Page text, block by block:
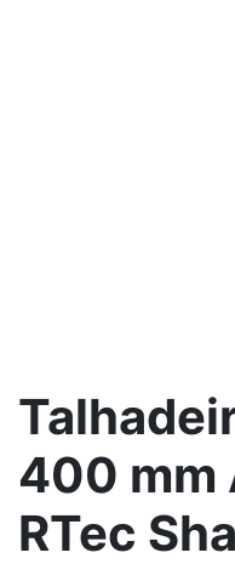
400 mm
RTec